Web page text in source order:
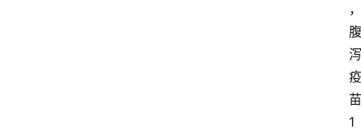
，
腹
泻
疫
苗
1